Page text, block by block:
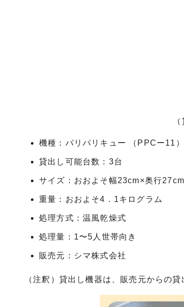
機種：パリパリキュー （PPCー11）
貸出し可能台数：3台
サイズ：おおよそ幅23cm×奥行
重量：おおよそ4．1キログラム
処理方式：温風乾燥式
処理量：1〜5人世帯向き
販売元：シマ株式会社
（注釈）貸出し機器は、販売元からの貸